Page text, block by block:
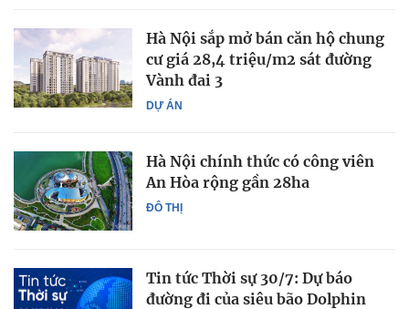
DỰ ÁN
Hà Nội sắp mở bán căn hộ chung
cư giá 28,4 triệu/m2 sát đường
Vành đai 3
ĐÔ THỊ
Hà Nội chính thức có công viên
An Hòa rộng gần 28ha
Tin tức Thời sự 30/7: Dự báo
đường đi của siêu bão Dolphin